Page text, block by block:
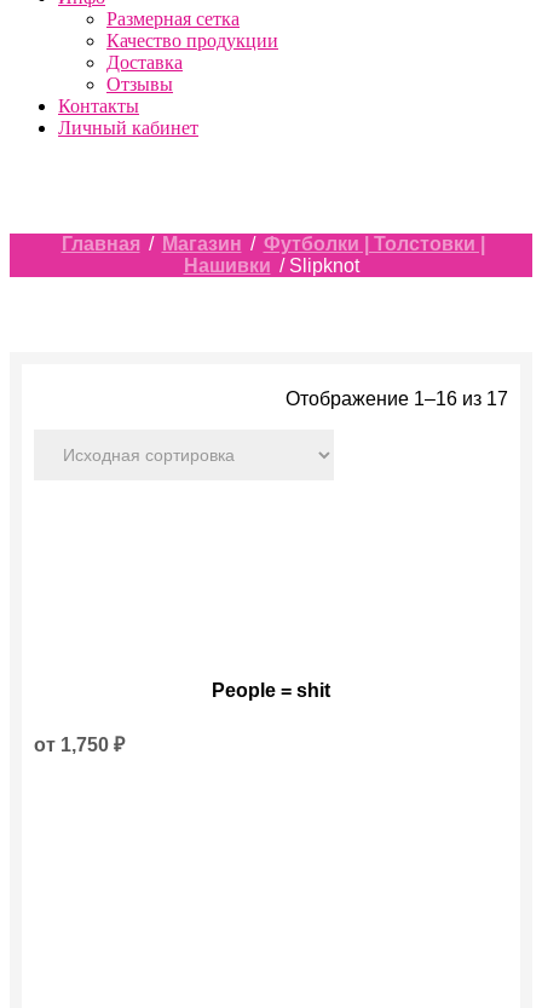
Размерная сетка
Качество продукции
Доставка
Отзывы
Контакты
Личный кабинет
Главная / Магазин / Футболки | Толстовки |
Нашивки / Slipknot
Отображение 1–16 из 17
несколько
People = shit
от 1,750 ₽